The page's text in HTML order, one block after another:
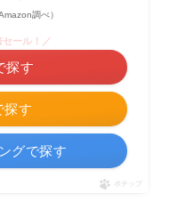
調べ）
探す
セール！／
探す
グで探す
ポチップ